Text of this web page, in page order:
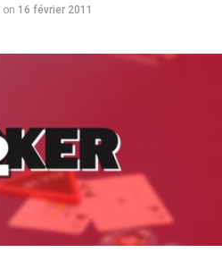
on 16 février 2011